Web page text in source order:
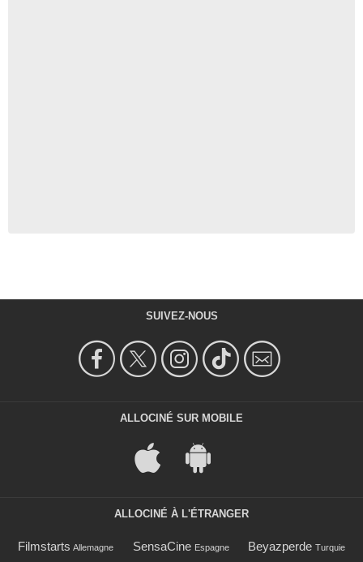
SUIVEZ-NOUS
ALLOCINÉ SUR MOBILE
ALLOCINÉ À L'ÉTRANGER
Filmstarts Allemagne SensaCine Espagne Beyazperde Turquie